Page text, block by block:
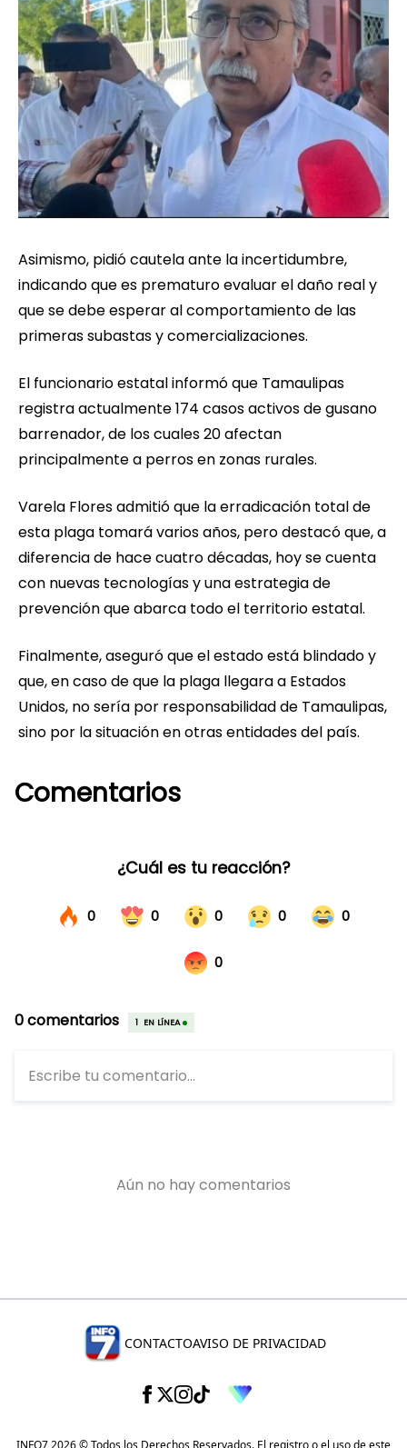
Asimismo, pidió cautela ante la incertidumbre,
indicando que es prematuro evaluar el daño real y
que se debe esperar al comportamiento de las
primeras subastas y comercializaciones.
El funcionario estatal informó que Tamaulipas
registra actualmente 174 casos activos de gusano
barrenador, de los cuales 20 afectan
principalmente a perros en zonas rurales.
Varela Flores admitió que la erradicación total de
esta plaga tomará varios años, pero destacó que, a
diferencia de hace cuatro décadas, hoy se cuenta
con nuevas tecnologías y una estrategia de
prevención que abarca todo el territorio estatal.
Finalmente, aseguró que el estado está blindado y
que, en caso de que la plaga llegara a Estados
Unidos, no sería por responsabilidad de Tamaulipas,
sino por la situación en otras entidades del país.
Comentarios
CONTACTOAVISO DE PRIVACIDAD